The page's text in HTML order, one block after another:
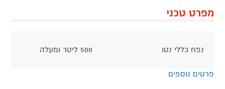
מפרט טכני
נפח כללי נטו 500 ליטר ומעלה
פרטים נוספים